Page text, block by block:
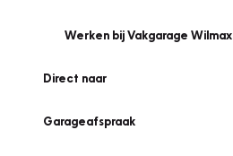
Werken bij Vakgarage Wilmax
Direct naar
Garageafspraak